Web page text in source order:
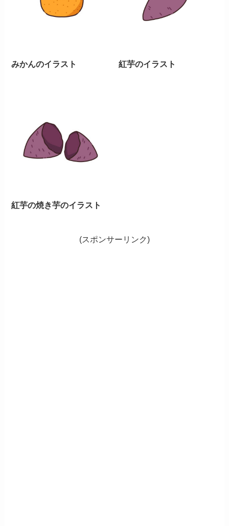
みかんのイラスト 紅芋のイラスト
紅芋の焼き芋のイラスト
(スポンサーリンク)